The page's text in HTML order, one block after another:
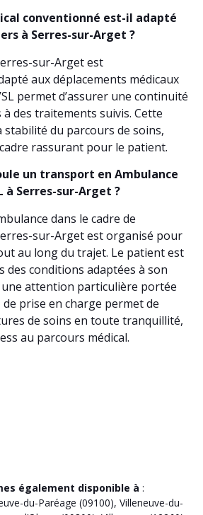
conventionné est-il adapté
à Serres-sur-Arget ?
sur-Arget est
aux déplacements médicaux
permet d’assurer une continuité
des traitements suivis. Cette
du parcours de soins,
rassurant pour le patient.
un transport en Ambulance
à Serres-sur-Arget ?
dans le cadre de
sur-Arget est organisé pour
au long du trajet. Le patient est
des conditions adaptées à son
une attention particulière portée
prise en charge permet de
de soins en toute tranquillité,
au parcours médical.
également disponible à :
du-Paréage (09100), Villeneuve-du-